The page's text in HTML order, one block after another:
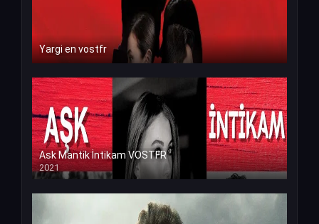
Yargi en vostfr
Ask Mantik İntikam VOSTFR
2021